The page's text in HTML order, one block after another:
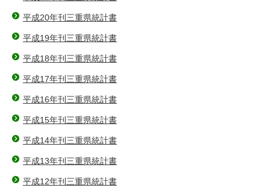
平成20年刊三重県統計書
平成19年刊三重県統計書
平成18年刊三重県統計書
平成17年刊三重県統計書
平成16年刊三重県統計書
平成15年刊三重県統計書
平成14年刊三重県統計書
平成13年刊三重県統計書
平成12年刊三重県統計書